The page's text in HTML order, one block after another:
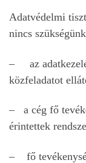
Adatvédelmi
nincs
– az
közfeladatot
– a cég fő
érintettek
– fő